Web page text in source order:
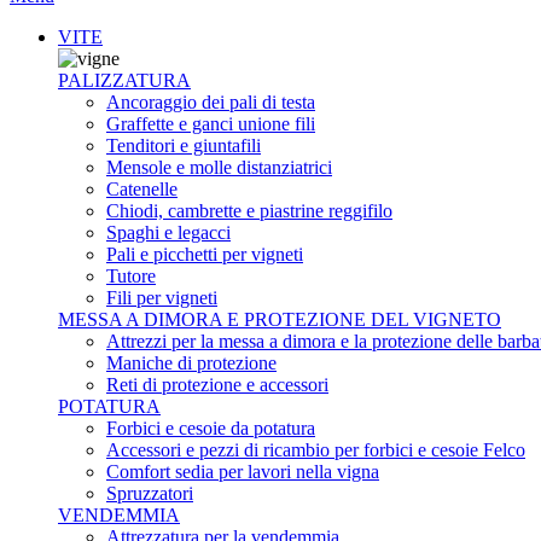
VITE
PALIZZATURA
Ancoraggio dei pali di testa
Graffette e ganci unione fili
Tenditori e giuntafili
Mensole e molle distanziatrici
Catenelle
Chiodi, cambrette e piastrine reggifilo
Spaghi e legacci
Pali e picchetti per vigneti
Tutore
Fili per vigneti
MESSA A DIMORA E PROTEZIONE DEL VIGNETO
Attrezzi per la messa a dimora e la protezione delle
Maniche di protezione
Reti di protezione e accessori
POTATURA
Forbici e cesoie da potatura
Accessori e pezzi di ricambio per forbici e cesoie Felco
Comfort sedia per lavori nella vigna
Spruzzatori
VENDEMMIA
Attrezzatura per la vendemmia